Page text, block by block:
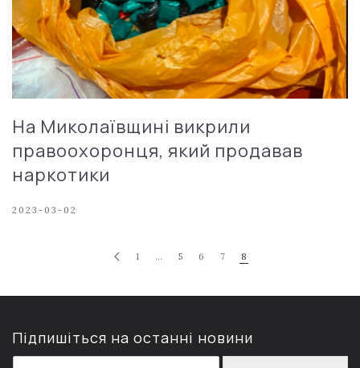
На Миколаївщині викрили
правоохоронця, який продавав
наркотики
2023-03-02
1 … 5 6 7 8
Підпишіться на останні новини